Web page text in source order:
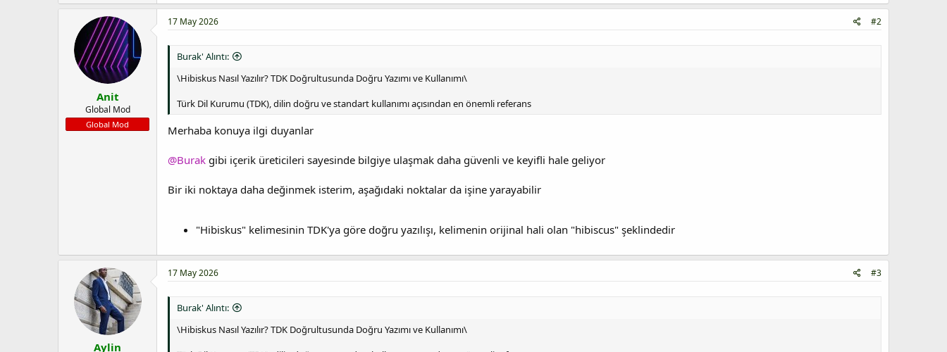
Anit
Global Mod
Global Mod
17 May 2026 #2
Burak' Alıntı:
\Hibiskus Nasıl Yazılır? TDK Doğrultusunda Doğru Yazımı ve Kullanımı\
Türk Dil Kurumu (TDK), dilin doğru ve standart kullanımı açısından en önemli referans
Merhaba konuya ilgi duyanlar
@Burak gibi içerik üreticileri sayesinde bilgiye ulaşmak daha güvenli ve keyifli hale geliyor
Bir iki noktaya daha değinmek isterim, aşağıdaki noktalar da işine yarayabilir
"Hibiskus" kelimesinin TDK'ya göre doğru yazılışı, kelimenin orijinal hali olan "hibiscus" şeklindedir
Aylin
17 May 2026 #3
Burak' Alıntı:
\Hibiskus Nasıl Yazılır? TDK Doğrultusunda Doğru Yazımı ve Kullanımı\